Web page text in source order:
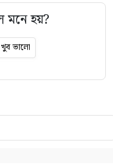
মনে হয়?
খুব ভালো